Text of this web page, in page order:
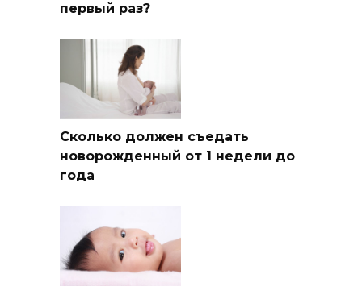
первый раз?
Сколько должен съедать
новорожденный от 1 недели до
года